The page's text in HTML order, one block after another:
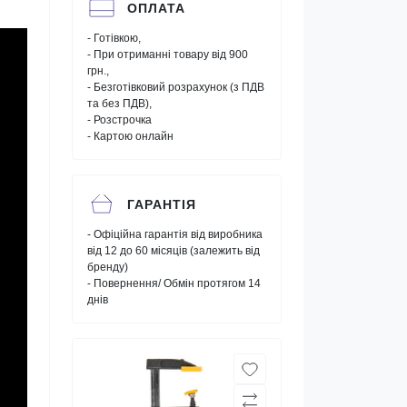
ОПЛАТА
- Готівкою,
- При отриманні товару від 900
грн.,
- Безготівковий розрахунок (з ПДВ
та без ПДВ),
- Розстрочка
- Картою онлайн
ГАРАНТІЯ
- Офіційна гарантія від виробника
від 12 до 60 місяців (залежить від
бренду)
- Повернення/ Обмін протягом 14
днів